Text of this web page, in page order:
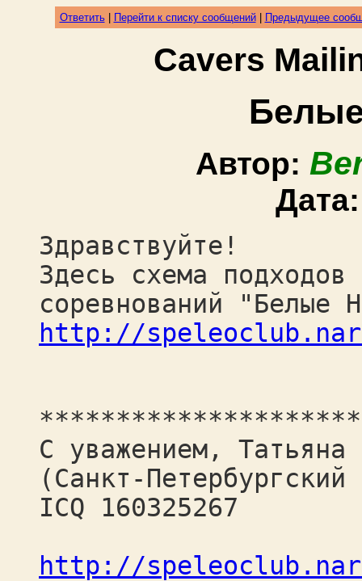
Ответить| Перейти к списку сообщений| Предыдущее
Cavers
Автор:
Здравствуйте!
Здесь схема
соревнований "Белые
http://
С уважением, Татьяна
(Санкт-
ICQ 160325267
http://